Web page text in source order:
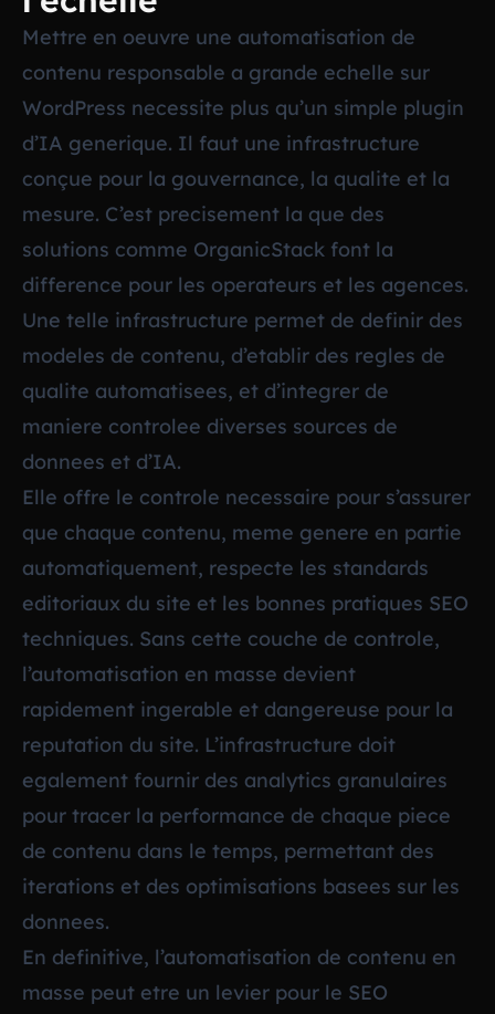
Mettre en oeuvre une automatisation de
contenu responsable a grande echelle sur
WordPress necessite plus qu’un simple plugin
d’IA generique. Il faut une infrastructure
conçue pour la gouvernance, la qualite et la
mesure. C’est precisement la que des
solutions comme OrganicStack font la
difference pour les operateurs et les agences.
Une telle infrastructure permet de definir des
modeles de contenu, d’etablir des regles de
qualite automatisees, et d’integrer de
maniere controlee diverses sources de
donnees et d’IA.
Elle offre le controle necessaire pour s’assurer
que chaque contenu, meme genere en partie
automatiquement, respecte les standards
editoriaux du site et les bonnes pratiques SEO
techniques. Sans cette couche de controle,
l’automatisation en masse devient
rapidement ingerable et dangereuse pour la
reputation du site. L’infrastructure doit
egalement fournir des analytics granulaires
pour tracer la performance de chaque piece
de contenu dans le temps, permettant des
iterations et des optimisations basees sur les
donnees.
En definitive, l’automatisation de contenu en
masse peut etre un levier pour le SEO